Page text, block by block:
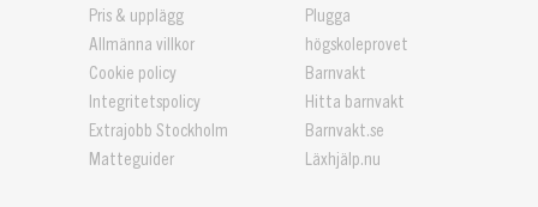
Pris & upplägg
Allmänna villkor
Cookie policy
Integritetspolicy
Extrajobb Stockholm
Matteguider
Plugga
högskoleprovet
Barnvakt
Hitta barnvakt
Barnvakt.se
Läxhjälp.nu